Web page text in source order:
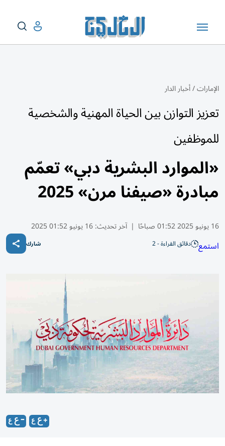
الإمارات/أخبار الدار
تعزيز التوازن بين الحياة المهنية والشخصية
للموظفين
«الموارد البشرية دبي» تعمّم
مبادرة «صيفنا مرن» 2025
16 يونيو 2025 01:52 صباحًا | آخر تحديث:16 يونيو 01:52 2025
استمع دقائق القراءة - 2 شارك